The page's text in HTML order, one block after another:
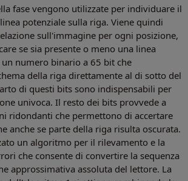
fase vengono utilizzate per individuare il
potenziale sulla riga. Viene quindi
sull'immagine per ogni posizione,
se sia presente o meno una linea
numero binario a 65 bit che
della riga direttamente al di sotto del
di questi bits sono indispensabili per
univoca. Il resto dei bits provvede a
ridondanti che permettono di accertare
anche se parte della riga risulta oscurata.
un algoritmo per il rilevamento e la
che consente di convertire la sequenza
approssimativa assoluta del lettore. La